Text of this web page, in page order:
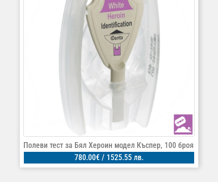
Полеви тест за Бял Хероин модел Къспер, 100 броя
780.00€ / 1525.55 лв.